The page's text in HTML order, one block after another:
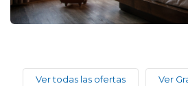
Ver todas las ofertas Ver